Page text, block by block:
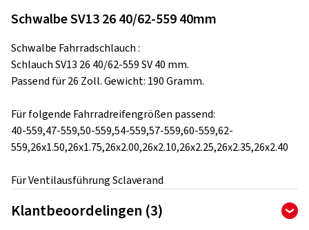
Schwalbe SV13 26 40/62-559 40mm
Schwalbe Fahrradschlauch :
Schlauch SV13 26 40/62-559 SV 40 mm.
Passend für 26 Zoll. Gewicht: 190 Gramm.
Für folgende Fahrradreifengrößen passend:
40-559,47-559,50-559,54-559,57-559,60-559,62-
559,26x1.50,26x1.75,26x2.00,26x2.10,26x2.25,26x2.35,26x2.40
Für Ventilausführung Sclaverand
Klantbeoordelingen (3)